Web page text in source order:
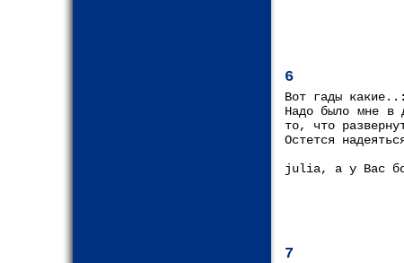
6
Вот гады
Надо было мне в
то, что
Остется
julia, а у Вас
7